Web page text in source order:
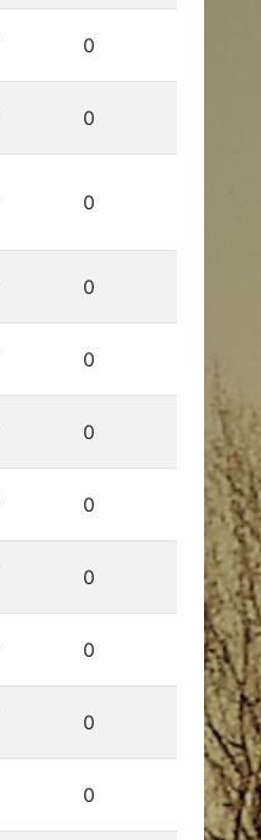
0
0
0
0
0
0
0
0
0
0
0